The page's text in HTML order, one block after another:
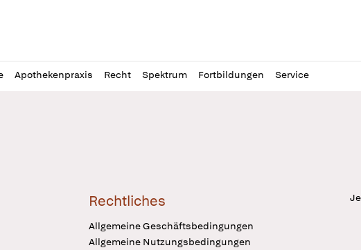
Apothekenpraxis Recht Spektrum Fortbildungen Service
Rechtliches
Allgemeine Geschäftsbedingungen
Allgemeine Nutzungsbedingungen